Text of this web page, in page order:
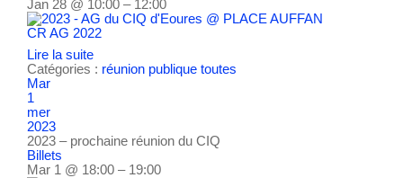
Jan 28 @ 10:00 – 12:00
CR AG 2022
Lire la suite
Catégories : réunion publique toutes
Mar
1
mer
2023
2023 – prochaine réunion du CIQ
Billets
Mar 1 @ 18:00 – 19:00